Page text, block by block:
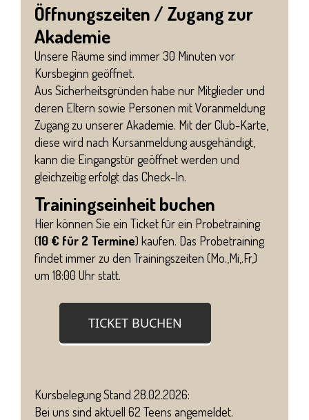
Öffnungszeiten / Zugang zur
Akademie
Unsere Räume sind immer 30 Minuten vor
Kursbeginn geöffnet.
Aus Sicherheitsgründen habe nur Mitglieder und
deren Eltern sowie Personen mit Voranmeldung
Zugang zu unserer Akademie. Mit der Club-Karte,
diese wird nach Kursanmeldung ausgehändigt,
kann die Eingangstür geöffnet werden und
gleichzeitig erfolgt das Check-In.
Trainingseinheit buchen
Hier können Sie ein Ticket für ein Probetraining
(10 € für 2 Termine) kaufen. Das Probetraining
findet immer zu den Trainingszeiten (Mo.,Mi,.Fr,)
um 18:00 Uhr statt.
TICKET BUCHEN
Kursbelegung Stand 28.02.2026:
Bei uns sind aktuell 62 Teens angemeldet.